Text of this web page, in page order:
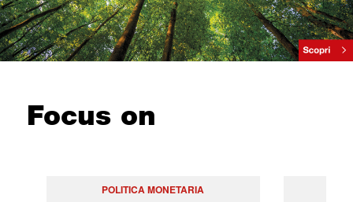
Focus on
POLITICA MONETARIA